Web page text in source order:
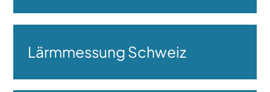
Lärmmessung Schweiz